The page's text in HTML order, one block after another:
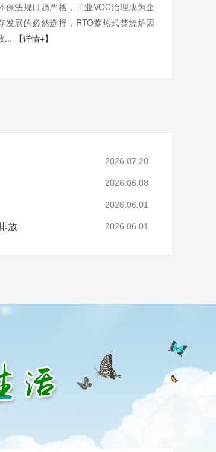
保法规日趋严格，工业VOC治理成为企
发展的必然选择，RTO蓄热式焚烧炉因
...
【详情+】
2026.07.20
2026.06.08
2026.06.01
放 2026.06.01